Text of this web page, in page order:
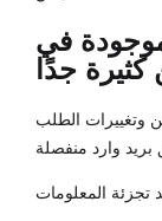
موجودة في
كثيرة جدًا
وتغييرات الطلب